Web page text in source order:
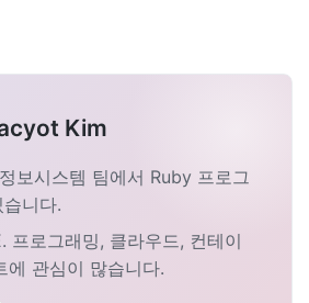
Kim
보시스템 팀에서 Ruby 프로그
니다.
프로그래밍, 클라우드, 컨테이
에 관심이 많습니다.